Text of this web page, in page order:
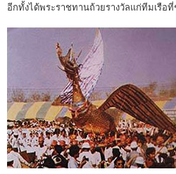
อีกทั้งได้พระราชทานถ้วยรางวัลแก่ทีมเรือ